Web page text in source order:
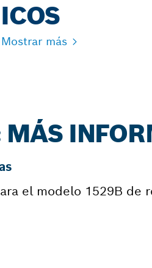
Mostrar más
el modelo 1529B de